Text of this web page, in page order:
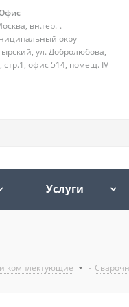
вн.тер.г.
округ
ул. Добролюбова,
стр.1, офис 514, помещ. IV
Услуги
комплектующие -